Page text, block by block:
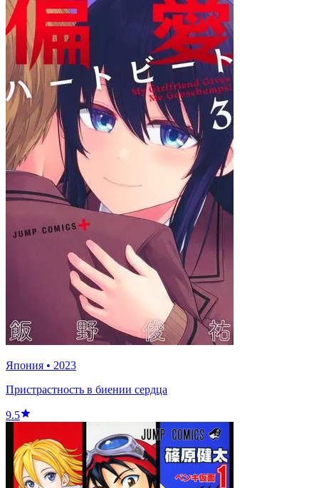
Япония • 2023
Пристрастность в биении сердца
9.5